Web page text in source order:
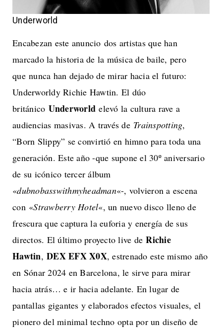
Underworld
Encabezan este anuncio dos artistas que han
marcado la historia de la música de baile, pero
que nunca han dejado de mirar hacia el futuro:
Underworldy Richie Hawtin. El dúo
británico Underworldelevó la cultura rave a
audiencias masivas. A través de Trainspotting,
“Born Slippy” se convirtió en himno para toda una
generación. Este año -que supone el 30º aniversario
de su icónico tercer álbum
«dubnobasswithmyheadman«-, volvieron a escena
con «Strawberry Hotel«, un nuevo disco lleno de
frescura que captura la euforia y energía de sus
directos. El último proyecto live deRichie
Hawtin, DEX EFX X0X, estrenado este mismo año
en Sónar 2024 en Barcelona, le sirve para mirar
hacia atrás… e ir hacia adelante. En lugar de
pantallas gigantes y elaborados efectos visuales, el
pionero del minimal techno opta por un diseño de